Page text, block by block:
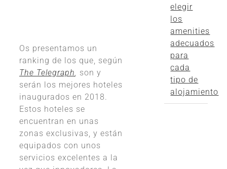
Os presentamos un
ranking de los que, según
The Telegraph, son y
serán los mejores hoteles
inaugurados en 2018.
Estos hoteles se
encuentran en unas
zonas exclusivas, y están
equipados con unos
servicios excelentes a la
elegir
los
amenities
adecuados
para
cada
tipo de
alojamiento